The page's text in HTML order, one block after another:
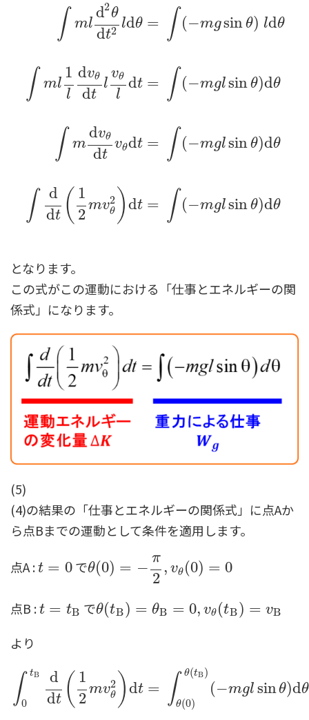
∫ ml
d2θ
dt2 ldθ
∫ ml
1
l
dvθ
dt
l
vθ
l
dt
∫ m
dvθ
dt
vθdt
∫
d
dt ( 1
2
mv2
θ )dt
=
=
=
=
∫ (−mgsinθ) ldθ
∫ (−mgl sinθ)dθ
∫ (−mgl sinθ)dθ
∫ (−mgl sinθ)dθ
ml d2θdt2=−mgsinθ∫m 2 θdt2ldθ=∫( −mgsin
となります。
この式がこの運動における「仕事とエネルギーの関
係式」になります。
(5)
(4)の結果の「仕事とエネルギーの関係式」に点Aか
ら点Bまでの運動として条件を適用します。
点A :t = 0
t =0 でθ(0) = −
π
2
, vθ (0) = 0
θ(0)= −π 2,vθ(0)=0
点B :t = tB
t =tB でθ(tB) = θB = 0, vθ (tB) = vB
θ(tB)= θB =0,v θ(tB)=vB
より
∫ tB
0
d
dt ( 1
2
mv2
θ )dt = ∫ θ(tB)
θ(0)
(−mgl sinθ)dθ